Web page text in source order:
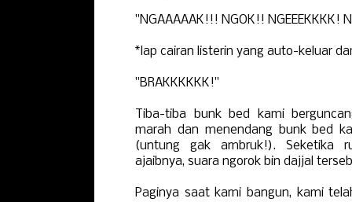
"NGAAAAAK!!! NGOK!! NGEEEKKKK!
*lap cairan listerin yang auto-keluar
"BRAKKKKKK!"
Tiba-tiba bunk bed kami
marah dan menendang bunk bed
(untung gak ambruk!). Seketika
ajaibnya, suara ngorok bin dajjal
Paginya saat kami bangun, kami